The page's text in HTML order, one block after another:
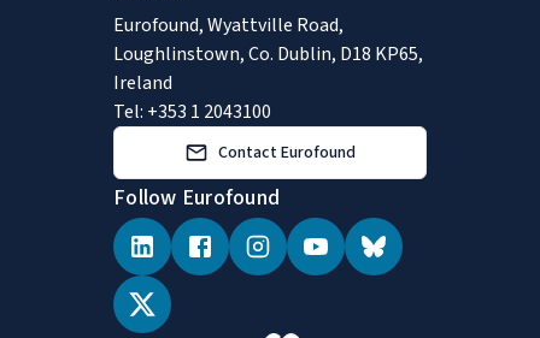
Eurofound, Wyattville Road,
Loughlinstown, Co. Dublin, D18 KP65,
Ireland
Tel: +353 1 2043100
Contact Eurofound
Follow Eurofound